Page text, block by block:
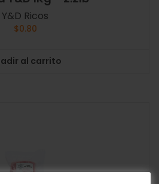
Y&D Ricos
$0.80
al carrito